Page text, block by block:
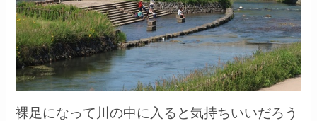
裸足になって川の中に入ると気持ちいいだろう